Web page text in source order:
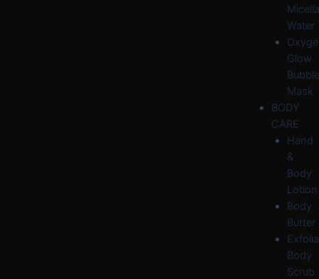
Water
Glow
Bubble
Mask
BODY
CARE
Hand
&
Body
Lotion
Body
Butter
Body
Scrub